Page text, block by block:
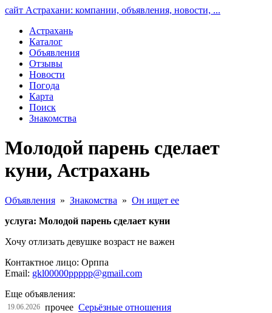
сайт Астрахани: компании, объявления, новости, ...
Астрахань
Каталог
Объявления
Отзывы
Новости
Погода
Карта
Поиск
Знакомства
Молодой парень сделает
куни, Астрахань
Объявления » Знакомства » Он ищет ее
услуга: Молодой парень сделает куни
Хочу отлизать девушке возраст не важен
Контактное лицо: Орппа
Email: gkl00000ppppp@gmail.com
Еще объявления:
19.06.2026 прочее Серьёзные отношения